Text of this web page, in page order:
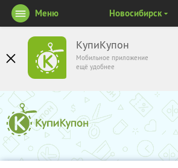
КупиКупон
Мобильное приложение
ещё удобнее
Меню Новосибирск